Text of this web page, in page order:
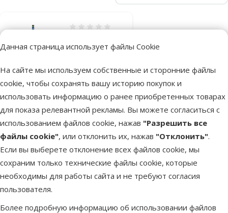
Данная страница использует файлы Cookie
На сайте мы используем собственные и сторонние файлы
cookie, чтобы сохранять вашу историю покупок и
использовать информацию о ранее приобретенных товарах
для показа релевантной рекламы. Вы можете согласиться с
использованием файлов cookie, нажав "Разрешить все
файлы cookie", или отклонить их, нажав "Отклонить".
Если вы выберете отклонение всех файлов cookie, мы
сохраним только технические файлы cookie, которые
необходимы для работы сайта и не требуют согласия
пользователя.
Более подробную информацию об использовании файлов
аквариума -
FLUVAL Power
T5, 115 cм,
54W
Оценка 0%
Исходная цена
13,99 €
Цена
6,98 €
Скидка
-50 %
Недоступно Посмотреть